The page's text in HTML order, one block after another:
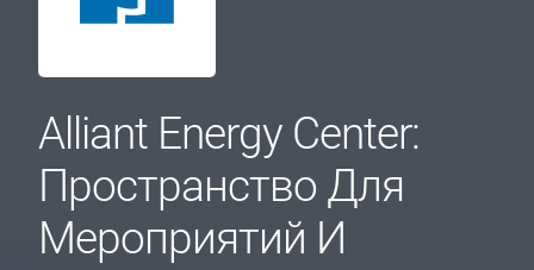
Alliant Energy Center:
Пространство Для
Мероприятий И